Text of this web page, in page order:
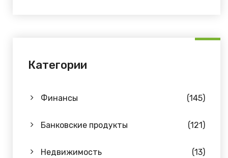
Категории
Финансы (145)
Банковские продукты (121)
Недвижимость (13)